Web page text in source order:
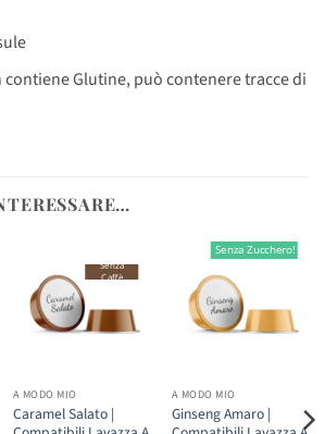
Glutine, può contenere tracce di
Senza
Caffè
A MODO MIO
Caramel Salato |
Senza Zucchero!
A MODO MIO
Ginseng Amaro |